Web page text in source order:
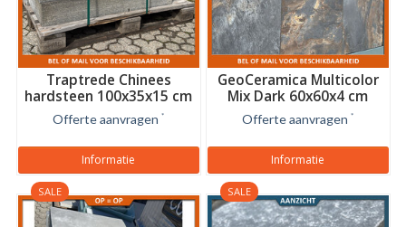
SALE
Traptrede Chinees
hardsteen 100x35x15 cm
Offerte aanvragen *
Informatie
SALE
GeoCeramica Multicolor
Mix Dark 60x60x4 cm
Offerte aanvragen *
Informatie